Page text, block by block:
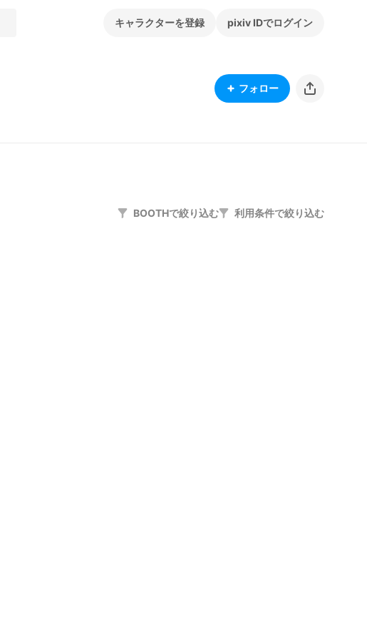
キャラクターを登録 pixiv IDでログイン
フォロー
BOOTHで絞り込む 利用条件で絞り込む